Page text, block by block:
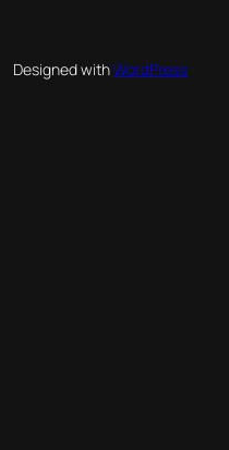
Designed withWordPress